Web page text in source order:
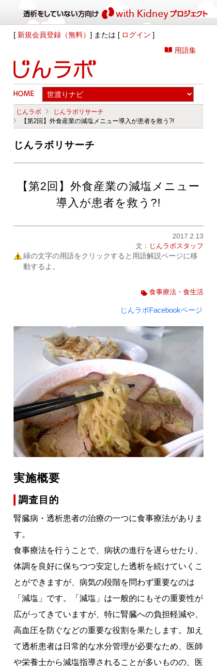
[ 新規会員登録（無料）] または [ ログイン ]
用語集
じんラボ
じんラボリサーチ
【第2回】外食産業の減塩メニュー導入が患者を救う?!
じんラボリサーチ
【第2回】外食産業の減塩メニュー
導入が患者を救う?!
2017.2.13
文： じんラボスタッフ
緑の文字の用語をクリックすると用語解説ページに移
動するよ。
食事療法・食生活
じんラボFacebookページ
実施概要
調査目的
腎臓病・透析患者の治療の一つに食事療法がありま
す。
食事療法を行うことで、病状の進行を遅らせたり、
体調を良好に保ちつつ安定した透析を続けていくこ
とができますが、病気の段階を問わず重要なのは
「減塩」です。「減塩」は一般的にもその重要性が
広がってきていますが、特に腎臓への負担軽減や、
高血圧を防ぐなどの重要な役割を果たします。加え
て透析患者は日常的な水分管理が必要なため、医師
や栄養士から減塩指導されることが多いものの、医